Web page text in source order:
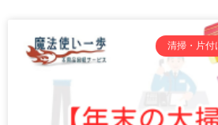
清掃・片付